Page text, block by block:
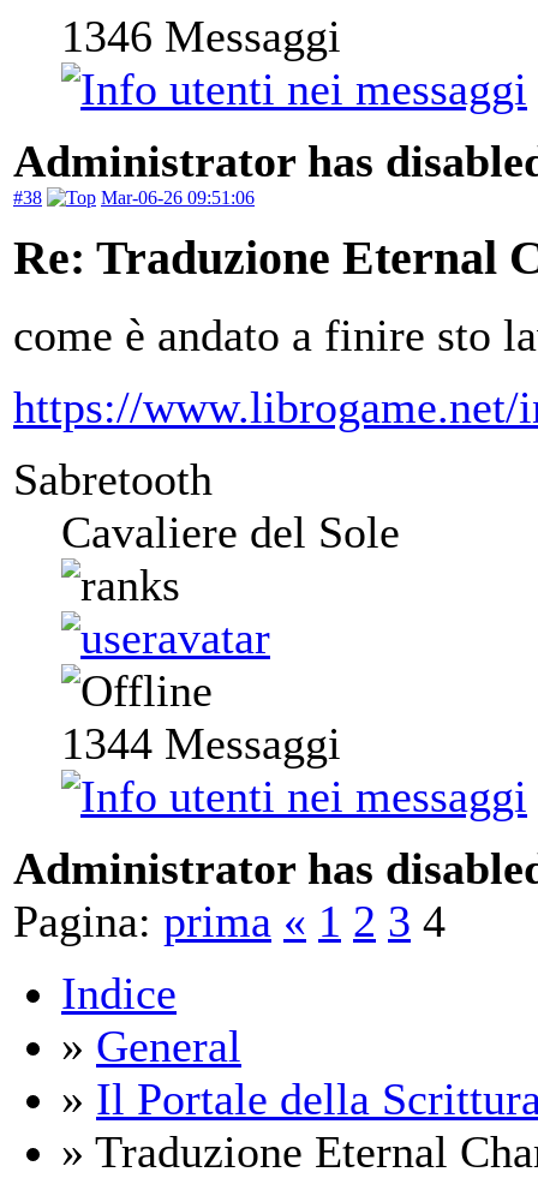
1346 Messaggi
Administrator has
#38 Mar-06-26 09:51:06
Re: Traduzione Eternal
come è andato a finire sto
https://
Sabretooth
Cavaliere del Sole
1344 Messaggi
Administrator has
Pagina: prima « 1 2 3 4
Indice
» General
» Il Portale della
» Traduzione Eternal